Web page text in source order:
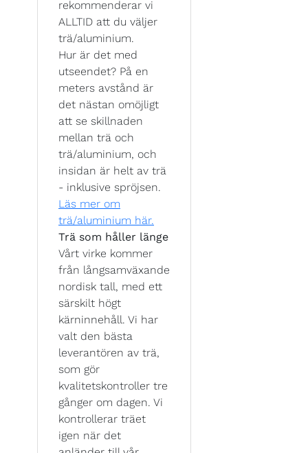
rekommenderar vi
ALLTID att du väljer
trä/aluminium.
Hur är det med
utseendet? På en
meters avstånd är
det nästan omöjligt
att se skillnaden
mellan trä och
trä/aluminium, och
insidan är helt av trä
- inklusive spröjsen.
Läs mer om
trä/aluminium här.
Trä som håller länge
Vårt virke kommer
från långsamväxande
nordisk tall, med ett
särskilt högt
kärninnehåll. Vi har
valt den bästa
leverantören av trä,
som gör
kvalitetskontroller tre
gånger om dagen. Vi
kontrollerar träet
igen när det